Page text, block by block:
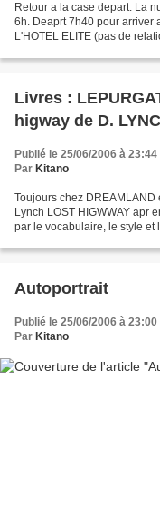
Retour a la case depart. La
6h. Deaprt 7h40 pour arriver
L'HOTEL ELITE (pas de
Livres :
higway de D.
Publié le 25/06/2006 à 23:44
Par Kitano
Toujours chez
Lynch LOST HIGWWAY apr
par le vocabulaire, le style
Autoportrait
Publié le 25/06/2006 à 23:00
Par Kitano